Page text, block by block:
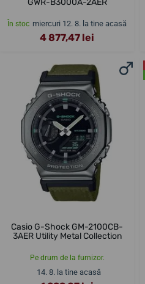
În stoc miercuri 12. 8. la tine acasă
4 877,47 lei
Casio G-Shock GM-2100CB-
3AER Utility Metal Collection
Pe drum de la furnizor.
14. 8. la tine acasă